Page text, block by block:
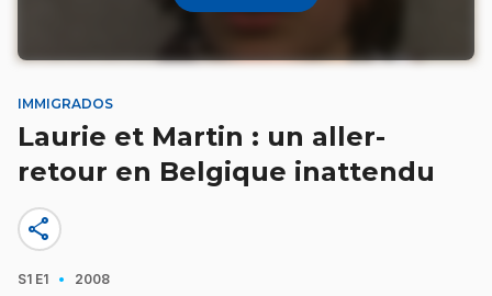
IMMIGRADOS
Laurie et Martin : un aller-
retour en Belgique inattendu
share
S1 E1 · 2008